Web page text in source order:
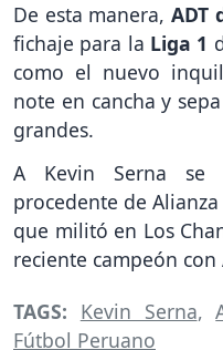
De esta manera, ADT
fichaje para la Liga 1
como el nuevo
note en cancha y
grandes.
A Kevin Serna se
procedente de
que militó en Los
reciente campeón con
TAGS: Kevin Serna,
Fútbol Peruano